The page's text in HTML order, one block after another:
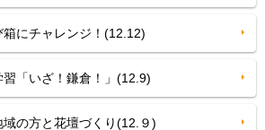
にチャレンジ！(12.12)
「いざ！鎌倉！」(12.9)
の方と花壇づくり(12.９)